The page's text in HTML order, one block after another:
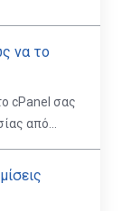
να το
cPanel σας
από...